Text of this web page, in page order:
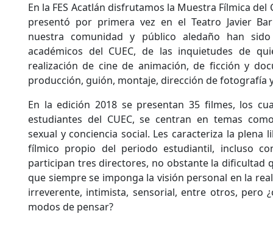
En la FES Acatlán disfrutamos la Muestra Fílmica del
presentó por primera vez en el Teatro Javier
nuestra comunidad y público aledaño han
académicos del CUEC, de las inquietudes de
realización de cine de animación, de ficción y
producción, guión, montaje, dirección de fotografía
En la edición 2018 se presentan 35 filmes, los
estudiantes del CUEC, se centran en temas
sexual y conciencia social. Les caracteriza la plena
fílmico propio del periodo estudiantil, incluso
participan tres directores, no obstante la dificultad
que siempre se imponga la visión personal en la
irreverente, intimista, sensorial, entre otros, pero
modos de pensar?